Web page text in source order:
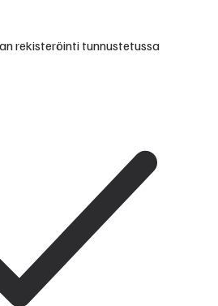
rekisteröinti tunnustetussa